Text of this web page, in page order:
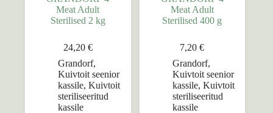
Meat Adult
Sterilised 2 kg
24,20 €
Grandorf,
Kuivtoit seenior
kassile, Kuivtoit
steriliseeritud
kassile
Meat Adult
Sterilised 400 g
7,20€
Grandorf,
Kuivtoit seenior
kassile, Kuivtoit
steriliseeritud
kassile